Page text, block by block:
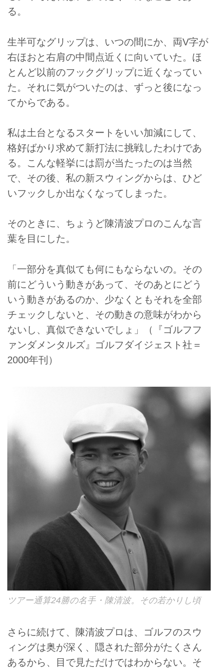
る。
生半可なグリップは、いつの間にか、両V字が
右ほおと右肩の中間点近くに向いていた。ほ
とんど以前のフックグリップに近くなってい
た。それに気がついたのは、ずっと後になっ
てからである。
私は土台となるスタートをいい加減にして、
格好ばかり求めて新打法に挑戦したわけであ
る。こんな軽挙には罰が当たったのは当然
で、その後、私の新スウィングからは、ひど
いフックしか出なくなってしまった。
そのときに、ちょうど陳清波プロのこんな言
葉を目にした。
「一部分を真似ても何にもならないの。その
前にどういう動きがあって、そのあとにどう
いう動きがあるのか、少なくともそれを全部
チェックしないと、その動きの意味がわから
ないし、真似できないでしょ」（『ゴルフフ
ァンダメンタルズ』ゴルフダイジェスト社＝
2000年刊）
ツアー通算24勝の名手・陳清波。その若かりし頃
さらに続けて、陳清波プロは、ゴルフのスウ
ィングは奥が深く、隠された部分がたくさん
あるから、目で見ただけではわからない。そ